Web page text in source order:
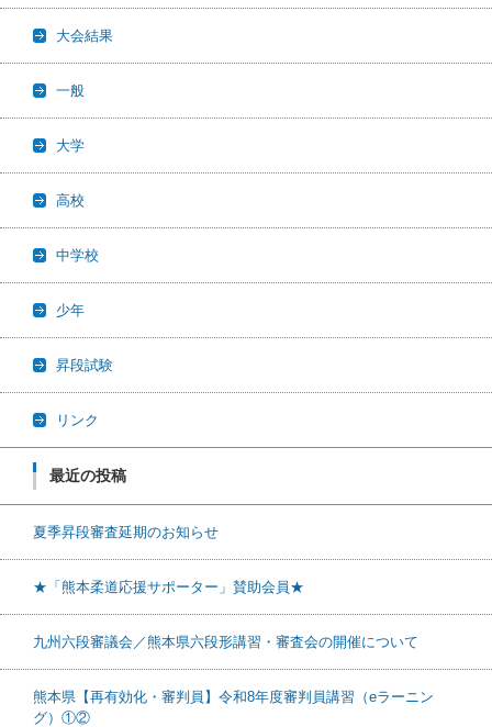
大会結果
一般
大学
高校
中学校
少年
昇段試験
リンク
最近の投稿
夏季昇段審査延期のお知らせ
★「熊本柔道応援サポーター」賛助会員★
九州六段審議会／熊本県六段形講習・審査会の開催について
熊本県【再有効化・審判員】令和8年度審判員講習（eラーニン
グ）①②